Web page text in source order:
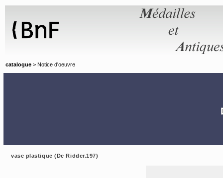
catalogue > Notice d'oeuvre
vase plastique (De Ridder.197)